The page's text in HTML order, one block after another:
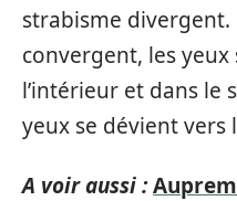
strabisme divergent.
convergent, les
l’intérieur et dans le
yeux se dévient vers
A voir aussi :